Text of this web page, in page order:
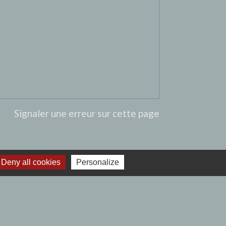
Signaler une erreur sur cette page
Deny all cookies Personalize